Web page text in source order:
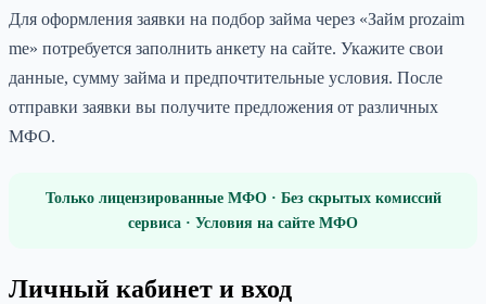
Для оформления заявки на подбор займа через «Займ prozaim
me» потребуется заполнить анкету на сайте. Укажите свои
данные, сумму займа и предпочтительные условия. После
отправки заявки вы получите предложения от различных
МФО.
Только лицензированные МФО · Без скрытых комиссий
сервиса · Условия на сайте МФО
Личный кабинет и вход